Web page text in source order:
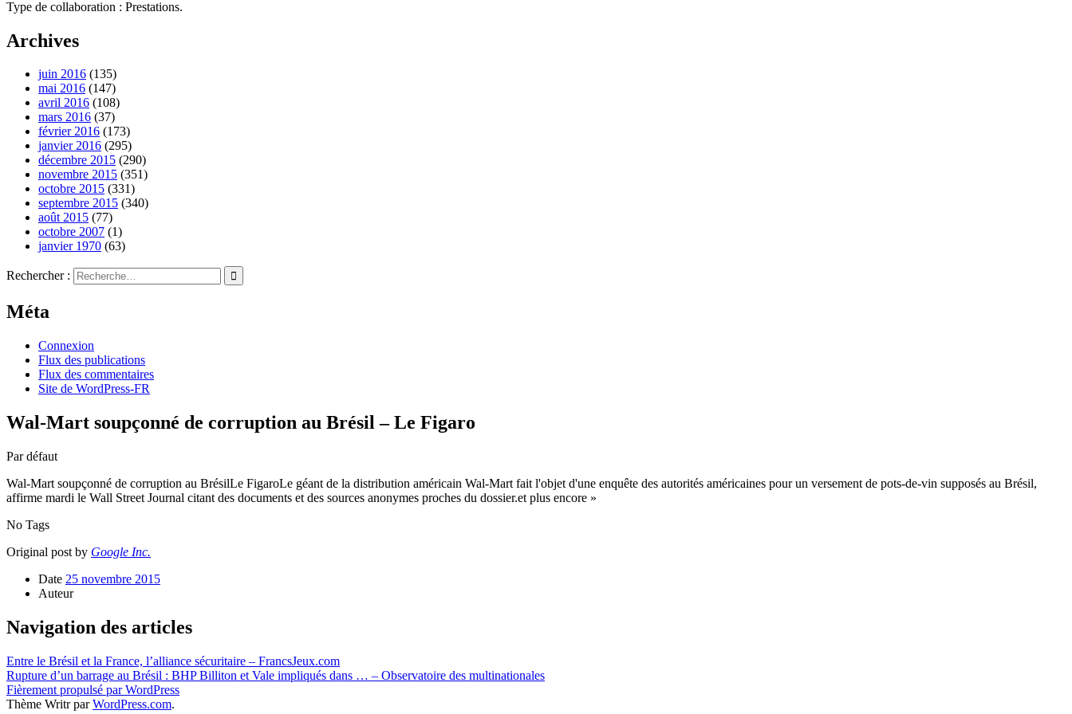
Type de collaboration : Prestations.
Archives
juin 2016 (135)
mai 2016 (147)
avril 2016 (108)
mars 2016 (37)
février 2016 (173)
janvier 2016 (295)
décembre 2015 (290)
novembre 2015 (351)
octobre 2015 (331)
septembre 2015 (340)
août 2015 (77)
octobre 2007 (1)
janvier 1970 (63)
Rechercher :
Méta
Connexion
Flux des publications
Flux des commentaires
Site de WordPress-FR
Wal-Mart soupçonné de corruption au Brésil – Le Figaro
Par défaut
Wal-Mart soupçonné de corruption au BrésilLe FigaroLe géant de la distribution américain Wal-Mart fait l'objet d'une enquête des autorités américaines pour un versement de pots-de-vin supposés au Brésil,
affirme mardi le Wall Street Journal citant des documents et des sources anonymes proches du dossier.et plus encore »
No Tags
Original post by Google Inc.
Date 25 novembre 2015
Auteur
Navigation des articles
Entre le Brésil et la France, l’alliance sécuritaire – FrancsJeux.com
Rupture d’un barrage au Brésil : BHP Billiton et Vale impliqués dans … – Observatoire des multinationales
Fièrement propulsé par WordPress
Thème Writr parWordPress.com.